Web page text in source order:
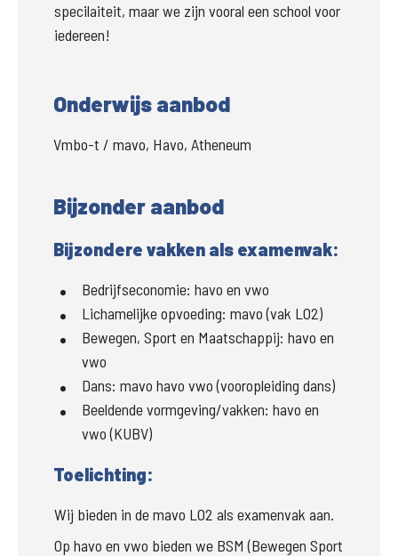
specilaiteit, maar we zijn vooral een school voor
iedereen!
Onderwijs aanbod
Vmbo-t / mavo, Havo, Atheneum
Bijzonder aanbod
Bijzondere vakken als examenvak:
Bedrijfseconomie: havo en vwo
Lichamelijke opvoeding: mavo (vak LO2)
Bewegen, Sport en Maatschappij: havo en
vwo
Dans: mavo havo vwo (vooropleiding dans)
Beeldende vormgeving/vakken: havo en
vwo (KUBV)
Toelichting:
Wij bieden in de mavo LO2 als examenvak aan.
Op havo en vwo bieden we BSM (Bewegen Sport